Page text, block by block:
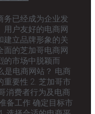
务已经成为企业发
用户友好的电商网
建立品牌形象的关
面的芝加哥电商网
的市场中脱颖而
是电商网站？ 电商
重要性 2. 芝加哥市
消费者行为及电商
备工作 确定目标市